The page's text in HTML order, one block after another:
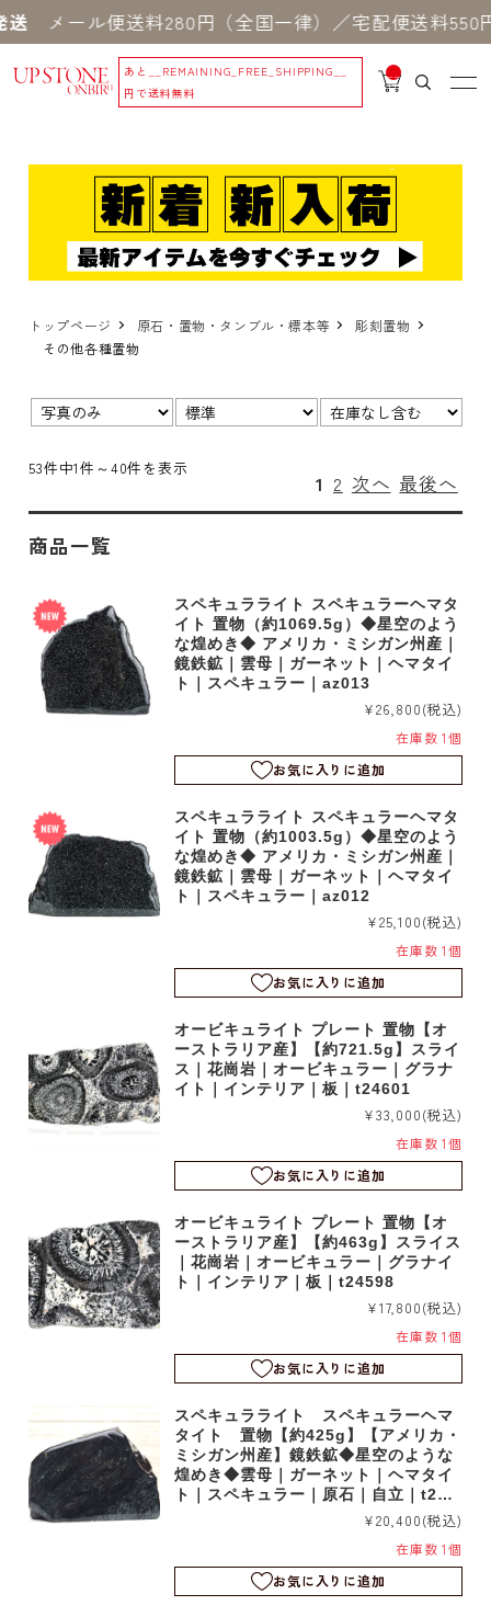
ル便送料280円（全国一律）／宅配便送料550円
あと
__REMAINING_FREE_SHIPPING__
円で送料無料
__
IT
_
トップページ 原石・置物・タンブル・標本等
彫刻置物
その他各種置物
53件中1件～40件を表示
1 2 次へ 最後へ
商品一覧
スペキュラライト スペキュラーヘマタ
イト 置物（約1069.5g）◆星空のよう
な煌めき◆ アメリカ・ミシガン州産｜
鏡鉄鉱｜雲母｜ガーネット｜ヘマタイ
ト｜スペキュラー｜az013
¥26,800(税込)
在庫数 1個
お気に入りに追加
スペキュラライト スペキュラーヘマタ
イト 置物（約1003.5g）◆星空のよう
な煌めき◆ アメリカ・ミシガン州産｜
鏡鉄鉱｜雲母｜ガーネット｜ヘマタイ
ト｜スペキュラー｜az012
¥25,100(税込)
在庫数 1個
お気に入りに追加
オービキュライト プレート 置物【オ
ーストラリア産】【約721.5g】スライ
ス｜花崗岩｜オービキュラー｜グラナ
イト｜インテリア｜板｜t24601
¥33,000(税込)
在庫数 1個
お気に入りに追加
オービキュライト プレート 置物【オ
ーストラリア産】【約463g】スライス
｜花崗岩｜オービキュラー｜グラナイ
ト｜インテリア｜板｜t24598
¥17,800(税込)
在庫数 1個
お気に入りに追加
スペキュラライト スペキュラーヘマ
タイト 置物【約425g】【アメリカ・
ミシガン州産】鏡鉄鉱◆星空のような
煌めき◆雲母｜ガーネット｜ヘマタイ
ト｜スペキュラー｜原石｜自立｜t244
¥20,400(税込)
在庫数 1個
お気に入りに追加